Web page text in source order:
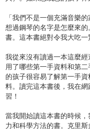
「我們不是一個充滿音樂
想過鋼琴的名字是怎麼來
書。這本書絕對令我大吃一
我從來沒有讀過一本這麼
用了哪些第一手資料和第
的孩子很容易了解第一手
料。讀完這本書後，我在
習！
當我開始讀這本書的時候
力和科學方法的書。克里